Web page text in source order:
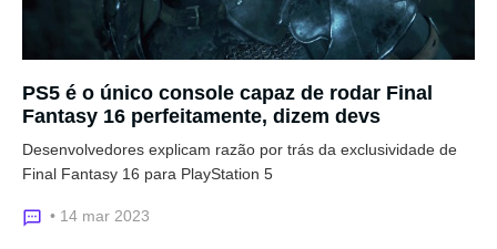
PS5 é o único console capaz de rodar Final
Fantasy 16 perfeitamente, dizem devs
Desenvolvedores explicam razão por trás da exclusividade de
Final Fantasy 16 para PlayStation 5
• 14 mar 2023